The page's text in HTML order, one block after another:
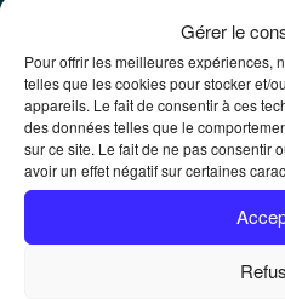
Gérer le
Pour offrir les meilleures expériences,
telles que les cookies pour stocker et/
appareils. Le fait de consentir à ces
des données telles que le
sur ce site. Le fait de ne pas consentir
avoir un effet négatif sur certaines
Basé à La
Bureautique
Intégrateur de solutions